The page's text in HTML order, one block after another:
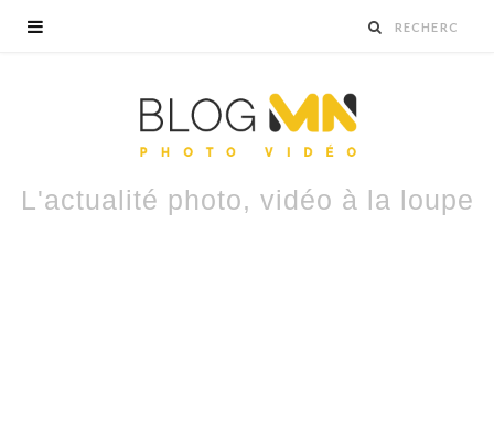
L'actualité photo, vidéo à la loupe